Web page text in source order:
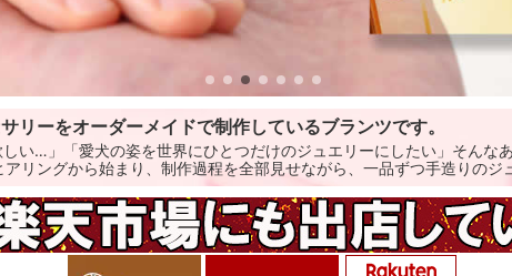
リーをオーダーメイドで制作しているブランツです。
い…」「愛犬の姿を世界にひとつだけのジュエリーにしたい」そん
リングから始まり、制作過程を全部見せながら、一品ずつ手造りのジ